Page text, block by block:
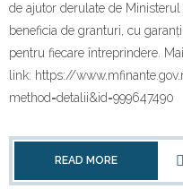
de ajutor derulate de
beneficia de granturi, cu
pentru fiecare întreprindere.
link: https://
method=detalii&id=999647490
READ MORE